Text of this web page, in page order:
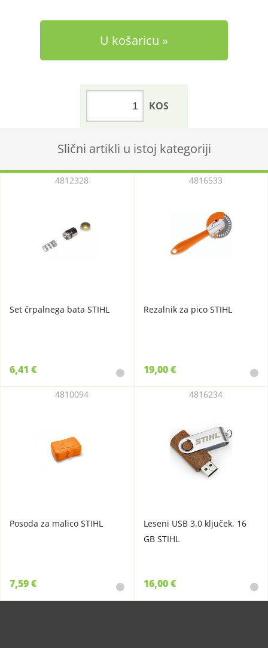
U košaricu
KOS
Slični artikli u istoj kategoriji
Set črpalnega bata STIHL
4812328
6,41 €
Rezalnik za pico STIHL
4816533
19,00 €
Posoda za malico STIHL
4810094
7,59 €
Leseni USB 3.0 ključek, 16
GB STIHL
4816234
16,00 €